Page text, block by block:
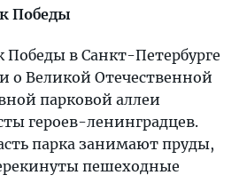
Победы
Победы в Санкт-Петербурге
о Великой Отечественной
парковой аллеи
героев-ленинградцев.
парка занимают пруды,
пешеходные